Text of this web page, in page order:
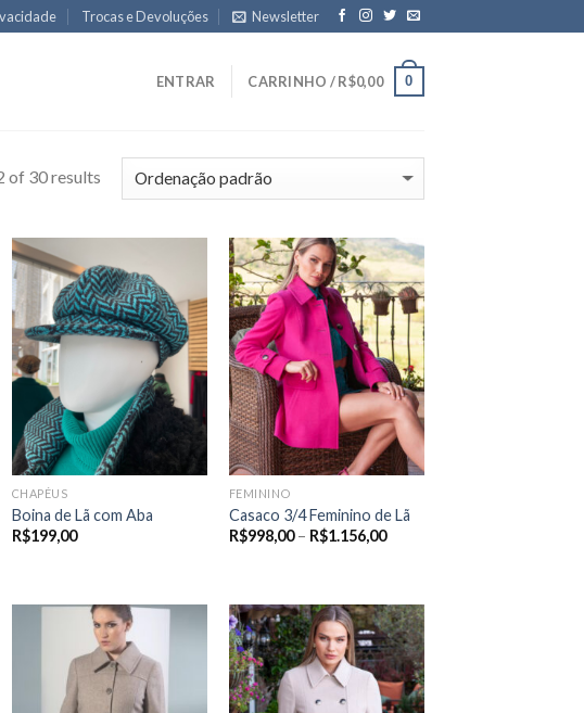
Trocas e Devoluções Newsletter
ENTRAR CARRINHO /R$0,00 0
of 30 results
CHAPÉUS
Boina de Lã com Aba
R$199,00
FEMININO
Casaco 3/4 Feminino de Lã
R$998,00 – R$1.156,00Price